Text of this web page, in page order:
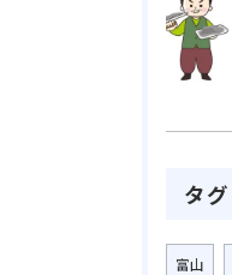
タグ
富山